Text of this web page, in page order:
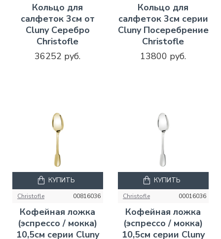
Кольцо для
салфеток 3см от
Cluny Серебро
Christofle
36252 руб.
Кольцо для
салфеток 3см серии
Cluny Посеребрение
Christofle
13800 руб.
Christofle 00816036
Кофейная ложка
(эспрессо / мокка)
10,5см серии Cluny
КУПИТЬ
Christofle 00016036
Кофейная ложка
(эспрессо / мокка)
10,5см серии Cluny
КУПИТЬ